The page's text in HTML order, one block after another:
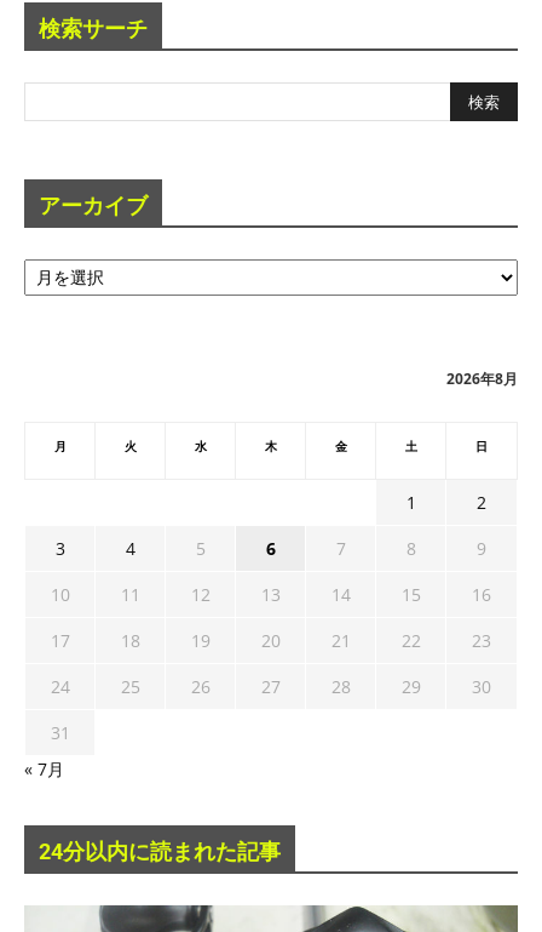
検索サーチ
アーカイブ
ア
ー
2026年8月
月 火 水 木 金 土 日
1
2
3
4 5 6 7 8
9
10
11 12 13 14 15
16
17
18 19 20 21 22
23
24
25 26 27 28 29
30
31
« 7月
24分以内に読まれた記事